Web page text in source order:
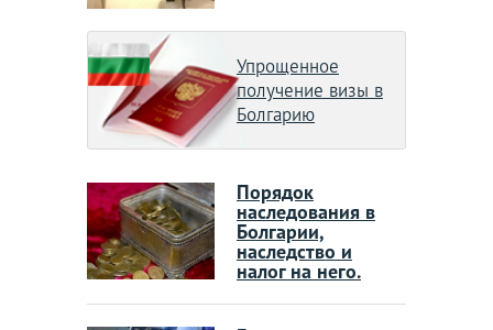
Упрощенное
получение визы в
Болгарию
Порядок
наследования в
Болгарии,
наследство и
налог на него.